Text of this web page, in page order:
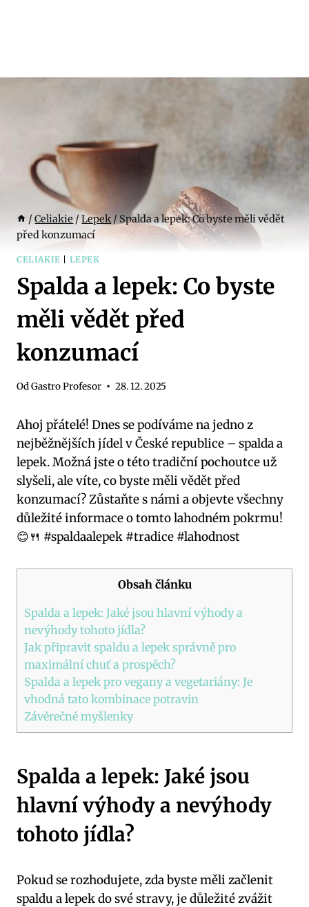
/ Celiakie / Lepek / Spalda a lepek: Co byste měli vědět
před konzumací
CELIAKIE LEPEK
Spalda a lepek: Co byste
měli vědět před
konzumací
OdGastro Profesor 28. 12. 2025
Ahoj přátelé! Dnes se podíváme na jedno z
nejběžnějších jídel v České republice – spalda a
lepek. Možná jste o této tradiční pochoutce už
slyšeli, ale víte, co byste měli vědět před
konzumací? Zůstaňte s námi a objevte všechny
důležité informace o tomto lahodném pokrmu!
😊🍴 #spaldaalepek #tradice #lahodnost
Obsah článku
Spalda a lepek: Jaké jsou hlavní výhody a
nevýhody tohoto jídla?
Jak připravit spaldu a lepek správně pro
maximální chuť a prospěch?
Spalda a lepek pro vegany a vegetariány: Je
vhodná tato kombinace potravin
Závěrečné myšlenky
Spalda a lepek: Jaké jsou
hlavní výhody a nevýhody
tohoto jídla?
Pokud se rozhodujete, zda byste měli začlenit
spaldu a lepek do své stravy, je důležité zvážit